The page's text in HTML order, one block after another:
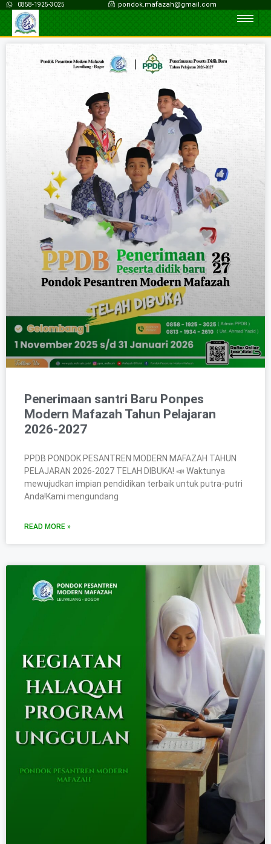
0858-1925-3025 pondok.mafazah@gmail.com
Penerimaan santri Baru Ponpes
Modern Mafazah Tahun Pelajaran
2026-2027
PPDB PONDOK PESANTREN MODERN MAFAZAH TAHUN
PELAJARAN 2026-2027 TELAH DIBUKA! 📣 ​Waktunya
mewujudkan impian pendidikan terbaik untuk putra-putri
Anda!​Kami mengundang
READ MORE »